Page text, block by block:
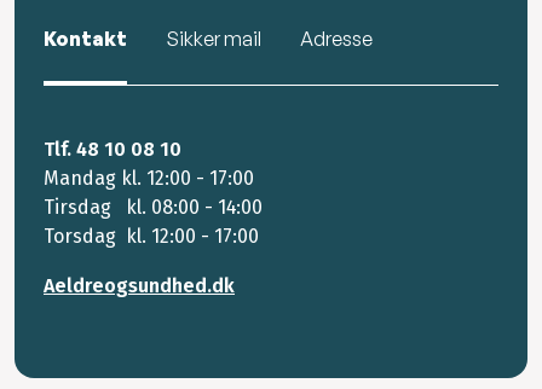
Kontakt Sikker mail Adresse
Tlf. 48 10 08 10
Mandag kl. 12:00 - 17:00
Tirsdag kl. 08:00 - 14:00
Torsdag kl. 12:00 - 17:00
Aeldreogsundhed.dk